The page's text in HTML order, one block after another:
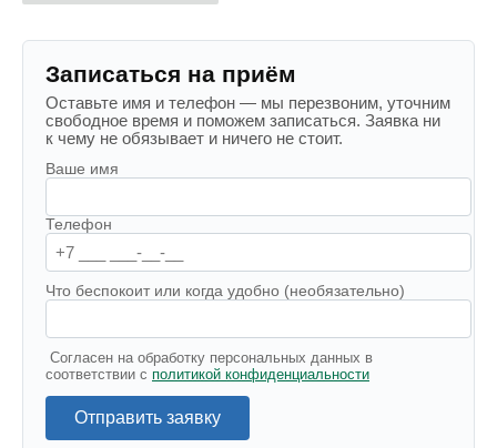
Записаться на приём
Оставьте имя и телефон — мы перезвоним, уточним
свободное время и поможем записаться. Заявка ни
к чему не обязывает и ничего не стоит.
Ваше имя
Телефон
Что беспокоит или когда удобно (необязательно)
Согласен на обработку персональных данных в
соответствии с политикой конфиденциальности
Отправить заявку